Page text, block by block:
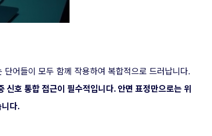
어들이 모두 함께 작용하여 복합적으로 드러납니다.
호 통합 접근이 필수적입니다. 안면 표정만으로는 위
다.